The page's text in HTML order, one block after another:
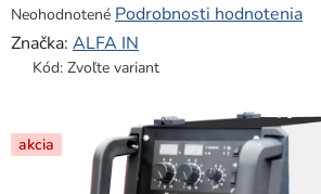
Priemerné
hodnotenie
produktu
z
5
hviezdičiek.
Neohodnotené Podrobnosti hodnotenia
Značka: ALFA IN
Kód: Zvoľte variant
akcia